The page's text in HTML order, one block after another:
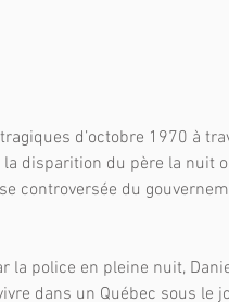
d’octobre 1970 à
la disparition du père la nuit
controversée du
la police en pleine nuit,
dans un Québec sous le